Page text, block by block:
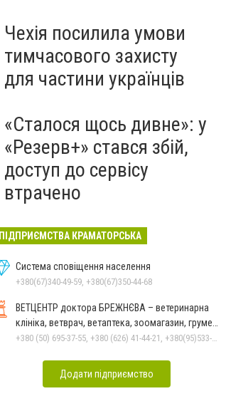
Чехія посилила умови
тимчасового захисту
для частини українців
«Сталося щось дивне»: у
«Резерв+» стався збій,
доступ до сервісу
втрачено
ПІДПРИЄМСТВА КРАМАТОРСЬКА
Система сповіщення населення
+380(67)340-49-59, +380(67)350-44-68
ВЕТЦЕНТР доктора БРЕЖНЄВА – ветеринарна
клініка, ветврач, ветаптека, зоомагазин, грумер,
стрижки.
+380 (50) 695-37-55, +380 (626) 41-44-21, +380(95)533-90-03
Додати підприємство